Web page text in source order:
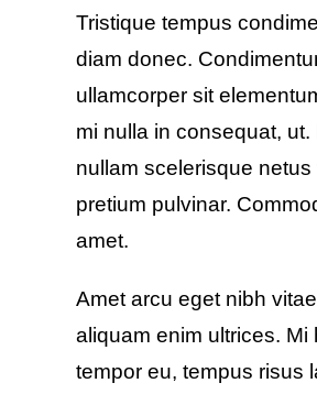
Tristique tempus
diam donec.
ullamcorper sit
mi nulla in consequat, ut.
nullam scelerisque netus
pretium pulvinar.
amet.
Amet arcu eget nibh
aliquam enim ultrices. Mi
tempor eu, tempus risus